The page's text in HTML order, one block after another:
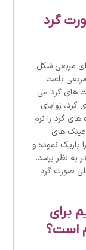
گرد
مربعی شکل
باعث
های گرد می
زوایای
گرد را نرم
عینک های
باریک نموده و
به نظر برسد.
صورت گرد
برای
است؟